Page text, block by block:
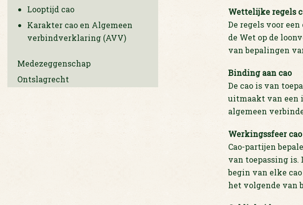
Looptijd cao
Karakter cao en Algemeen
verbindverklaring (AVV)
Medezeggenschap
Ontslagrecht
Wettelijke regels
De regels voor
de Wet op de
van bepalingen
Binding aan cao
De cao is van
uitmaakt van een
algemeen
Werkingssfeer cao
Cao-partijen
van toepassing is.
begin van elke
het volgende van